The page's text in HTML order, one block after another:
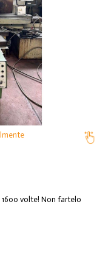
volte! Non fartelo